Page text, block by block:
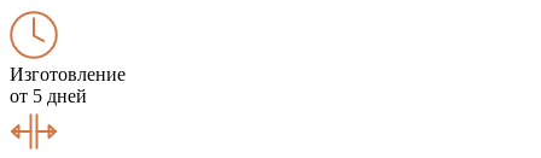
Изготовление
от 5 дней